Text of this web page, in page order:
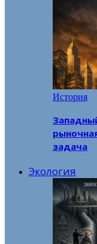
История
задача
Экология